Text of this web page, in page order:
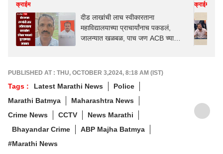
क्राईम
दीड लाखांची लाच स्वीकारताना
महाविद्यालयाच्या प्राचार्यांनाच पकडलं,
जालन्यात खळबळ, पाच जण ACB च्या
क्राईम
PUBLISHED AT : THU, OCTOBER 3,2024, 8:18 AM (IST)
Tags : Latest Marathi News
Police
Marathi Batmya
Maharashtra News
Crime News
CCTV
News Marathi
Bhayandar Crime
ABP Majha Batmya
#Marathi News